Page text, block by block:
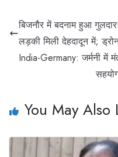
बिजनौर में बदनाम हुआ
लड़की मिली देहदादून में;
India-Germany: जर्मनी में
You May Also